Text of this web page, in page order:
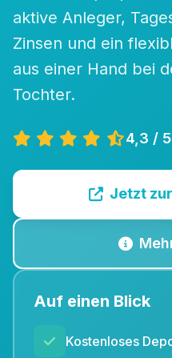
aktive Anleger,
Zinsen und ein
aus einer Hand bei
Tochter.
4,3 /
Jetzt
Auf einen Blick
Kostenloses